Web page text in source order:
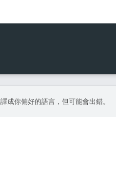
成你偏好的語言，但可能會出錯。